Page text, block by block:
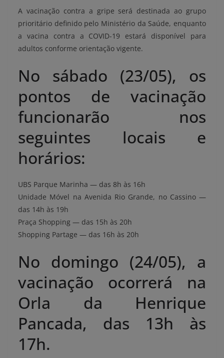
A vacinação contra a gripe será destinada ao grupo
prioritário definido pelo Ministério da Saúde, enquanto
a vacina contra a COVID-19 estará disponível para
adultos conforme orientação vigente.
No sábado (23/05), os
pontos de vacinação
funcionarão nos
seguintes locais e
horários:
UBS Parque Marinha — das 8h às 16h
Unidade Móvel na Avenida Rio Grande, no Cassino —
das 14h às 19h
Praça Shopping — das 15h às 20h
Shopping Partage — das 16h às 20h
No domingo (24/05), a
vacinação ocorrerá na
Orla da Henrique
Pancada, das 13h às
17h.